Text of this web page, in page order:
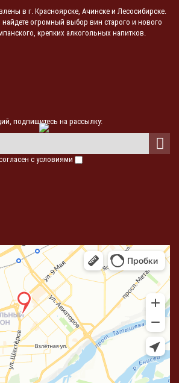
в г. Красноярске, Ачинске и Лесосибирске.
огромный выбор вин старого и нового
крепких алкогольных напитков.
подпишитесь на рассылку:
с условиями